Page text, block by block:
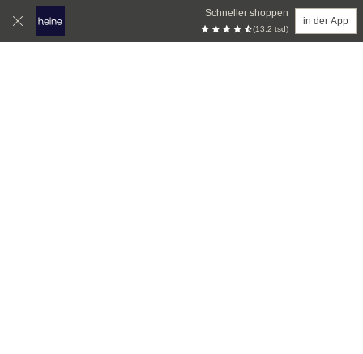
Schneller shoppen
(13.2 tsd)
in der App